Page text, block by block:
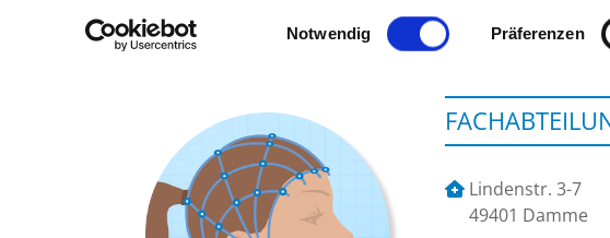
Einwilligungsauswahl
Notwendig Präferenzen
Lindenstr. 3-7
49401 Damme